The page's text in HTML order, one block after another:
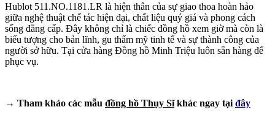
Hublot 511.NO.1181.LR là hiện thân của sự giao thoa hoàn hảo
giữa nghệ thuật chế tác hiện đại, chất liệu quý giá và phong cách
sống đẳng cấp. Đây không chỉ là chiếc đồng hồ xem giờ mà còn là
biểu tượng cho bản lĩnh, gu thẩm mỹ tinh tế và sự thành công của
người sở hữu. Tại cửa hàng Đồng hồ Minh Triệu luôn sẵn hàng để
phục vụ.
→ Tham khảo các mẫu đồng hồ Thụy Sĩkhác ngay tại đây